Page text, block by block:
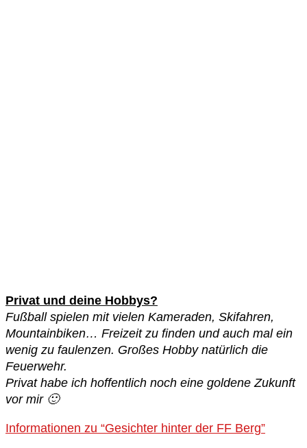
Privat und deine Hobbys?
Fußball spielen mit vielen Kameraden, Skifahren,
Mountainbiken… Freizeit zu finden und auch mal ein
wenig zu faulenzen. Großes Hobby natürlich die
Feuerwehr.
Privat habe ich hoffentlich noch eine goldene Zukunft
vor mir 🙂
Informationen zu “Gesichter hinter der FF Berg”